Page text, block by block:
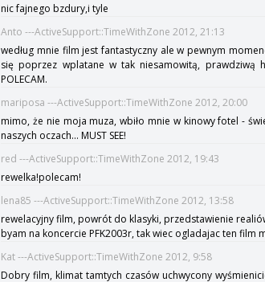
nic fajnego bzdury,i tyle
Anto ---ActiveSupport::TimeWithZone 2012, 21:13
według mnie film jest fantastyczny ale w pewnym
się poprzez wplatane w tak niesamowitą, prawdziwą
POLECAM.
mariposa ---ActiveSupport::TimeWithZone 2012, 20:00
mimo, że nie moja muza, wbiło mnie w kinowy fotel -
naszych oczach... MUST SEE!
red ---ActiveSupport::TimeWithZone 2012, 19:43
rewelka!polecam!
lena85 ---ActiveSupport::TimeWithZone 2012, 13:58
rewelacyjny film, powrót do klasyki, przedstawienie
byam na koncercie PFK2003r, tak wiec ogladajac ten film
Kat ---ActiveSupport::TimeWithZone 2012, 9:58
Dobry film, klimat tamtych czasów uchwycony